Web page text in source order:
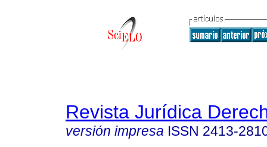
Revista Jurídica
versión impresa ISSN 2413-